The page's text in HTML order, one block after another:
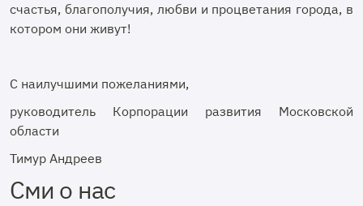
счастья, благополучия, любви и процветания города, в
котором они живут!
С наилучшими пожеланиями,
руководитель Корпорации развития Московской
области
Тимур Андреев
Сми о нас